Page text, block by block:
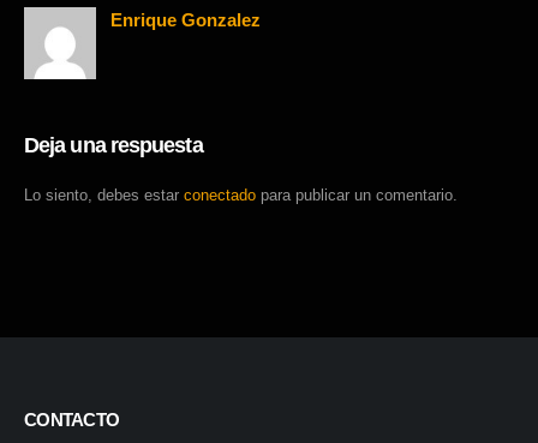
Enrique Gonzalez
Deja una respuesta
Lo siento, debes estar conectado para publicar un comentario.
CONTACTO